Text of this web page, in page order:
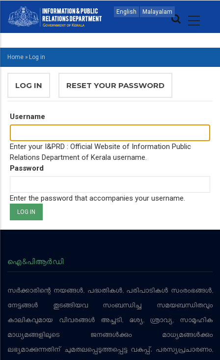
main
English Malayalam
MAIN
NAVIGATION
MALAYALAM
BREADCRUMB
Home » Log in
PRIMARY
TABS
LOG IN (ACTIVERESET YOUR PASSWORD
Username
Enter your I&PRD : Official Website of Information Public
Relations Department of Kerala username.
Password
Enter the password that accompanies your username.
ഐ&പിആര്‍ഡി
സര്‍ക്കാരിന്റെ നയങ്ങള്‍, പദ്ധതികള്‍, പരിപാടികള്‍ സംരംഭങ്ങള്‍,
നേട്ടങ്ങള്‍ തുടങ്ങിയവ സംബന്ധിച്ച സമയബന്ധിതവും
കാലികവുമായ വിവരങ്ങള്‍ അച്ചടി, ദൃശ്യ, ശ്രാവ്യ, സാമൂഹിക
മാധ്യമങ്ങളിലൂടെ ജനങ്ങള്‍ക്കും മാധ്യമങ്ങള്‍ക്കും
ലഭ്യമാക്കുന്നതിന് ചുമതലപ്പെടുത്തപ്പെട്ട വകുപ്പ്. പരസ്യപ്രചാരണം,